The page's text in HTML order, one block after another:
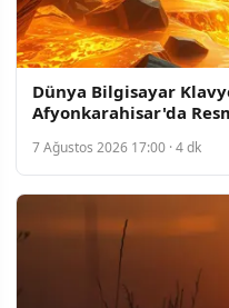
Dünya Bilgisayar
Afyonkarahisar'da
7 Ağustos 2026 17:00 · 4 dk